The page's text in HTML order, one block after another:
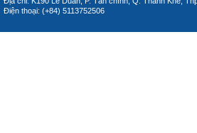
Điện thoại: (+84) 5113752506